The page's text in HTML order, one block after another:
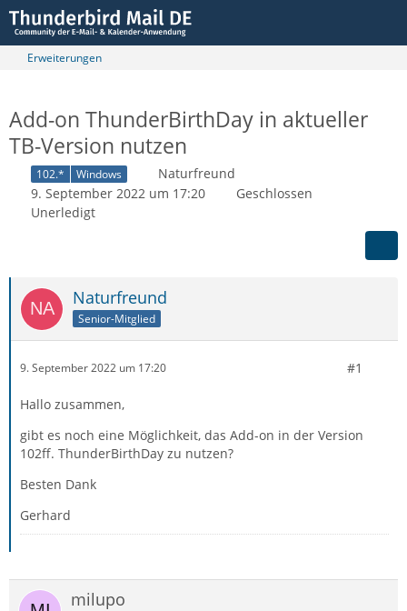
Erweiterungen
Add-on ThunderBirthDay in aktueller
TB-Version nutzen
102.* Windows
Naturfreund
9. September 2022 um 17:20
Geschlossen
Unerledigt
Naturfreund
Senior-Mitglied
9. September 2022 um 17:20 #1
Hallo zusammen,
gibt es noch eine Möglichkeit, das Add-on in der Version
102ff. ThunderBirthDay zu nutzen?
Besten Dank
Gerhard
milupo